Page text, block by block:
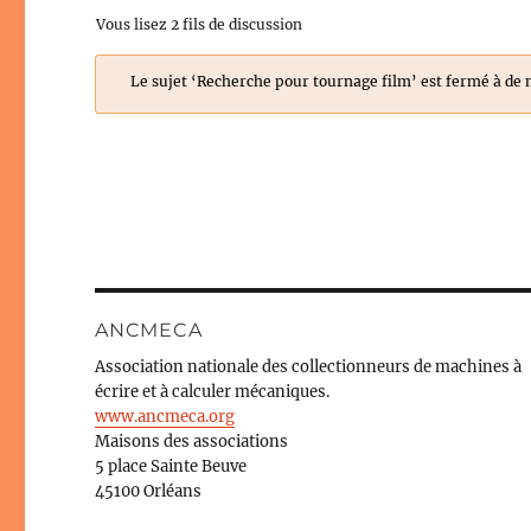
Vous lisez 2 fils de discussion
Le sujet ‘Recherche pour tournage film’ est fermé à de
ANCMECA
Association nationale des collectionneurs de machines à
écrire et à calculer mécaniques.
www.ancmeca.org
Maisons des associations
5 place Sainte Beuve
45100 Orléans